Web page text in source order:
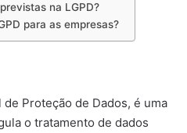
na LGPD?
para as empresas?
de Proteção de Dados, é uma
o tratamento de dados